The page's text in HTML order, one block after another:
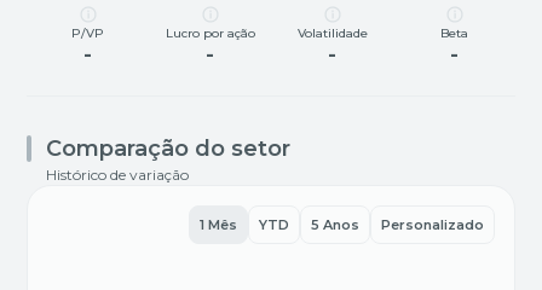
P/VP
-
Lucro por ação
-
Volatilidade
-
Beta
-
Comparação do setor
Histórico de variação
1 Mês YTD 5 Anos Personalizado